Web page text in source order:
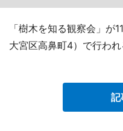
「樹木を知る観察会」が
大宮区高鼻町4）で行われ
記